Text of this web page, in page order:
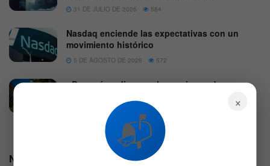
31 DE JULIO DE 2026 584
Nasdaq enciende las expectativas con un
movimiento histórico
5 DE AGOSTO DE 2026 572
¿Por qué se disparan las acciones de
4 DE AGOSTO DE 2026 608
Nuestras Redes:
×
📬